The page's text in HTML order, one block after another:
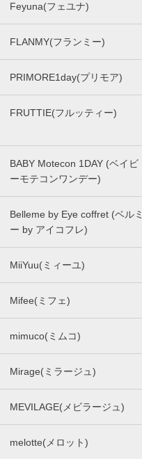
Feyuna(フェユナ)
FLANMY(フランミー)
PRIMORE1day(プリモア)
FRUTTIE(フルッティー)
BABY Motecon 1DAY (ベイビ
ーモテコンワンデー)
Belleme by Eye coffret (ベルミ
ー by アイコフレ)
MiiYuu(ミィーユ)
Mifee(ミフェ)
mimuco(ミムコ)
Mirage(ミラージュ)
MEVILAGE(メビラージュ)
melotte(メロット)